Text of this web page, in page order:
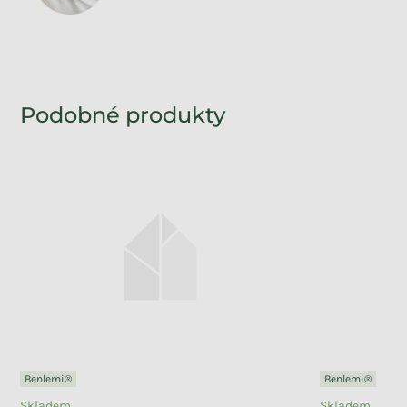
Benlemi® Benlemi®